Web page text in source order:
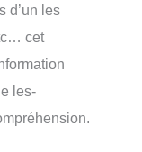
d’un les
cet
les-